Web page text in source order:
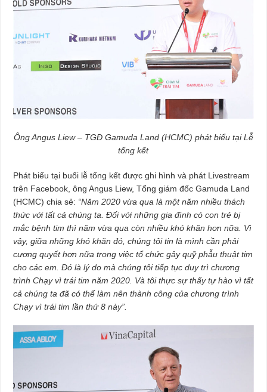
Ông Angus Liew – TGĐ Gamuda Land (HCMC) phát biểu tại Lễ
tổng kết
Phát biểu tại buổi lễ tổng kết được ghi hình và phát Livestream
trên Facebook, ông Angus Liew, Tổng giám đốc Gamuda Land
(HCMC) chia sẻ: “Năm 2020 vừa qua là một năm nhiều thách
thức với tất cả chúng ta. Đối với những gia đình có con trẻ bị
mắc bệnh tim thì năm vừa qua còn nhiều khó khăn hơn nữa. Vì
vậy, giữa những khó khăn đó, chúng tôi tin là mình cần phải
cương quyết hơn nữa trong việc tổ chức gây quỹ phẫu thuật tim
cho các em. Đó là lý do mà chúng tôi tiếp tục duy trì chương
trình Chạy vì trái tim năm 2020. Và tôi thực sự thấy tự hào vì tất
cả chúng ta đã có thể làm nên thành công của chương trình
Chạy vì trái tim lần thứ 8 này”.